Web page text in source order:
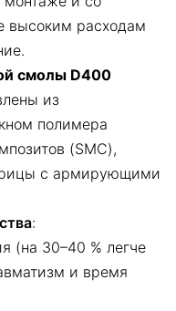
высоким расходам
смолы D400
из
полимера
(SMC),
с армирующими
:
(на 30–40 % легче
и время